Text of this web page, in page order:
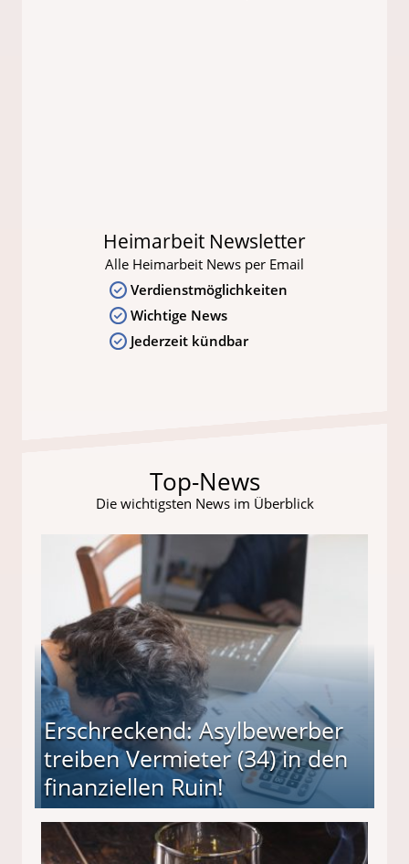
Heimarbeit Newsletter
Alle Heimarbeit News per Email
Verdienstmöglichkeiten
Wichtige News
Jederzeit kündbar
Top-News
Die wichtigsten News im Überblick
Erschreckend: Asylbewerber
treiben Vermieter (34) in den
finanziellen Ruin!
(34) in den finanziellen Ruin!